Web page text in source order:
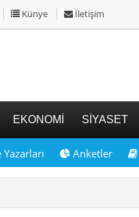
Künye İletişim
EKONOMİ SİYASET
Yazarları Anketler